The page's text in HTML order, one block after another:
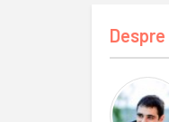
Despre